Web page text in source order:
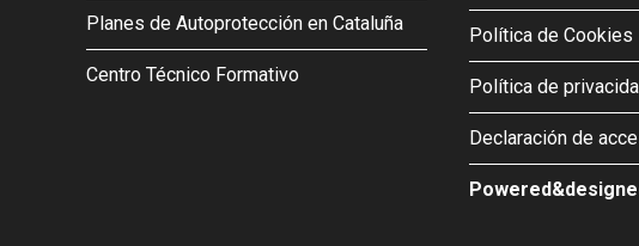
Planes de Autoprotección en Cataluña
Centro Técnico Formativo
Política de Cookies
Política de
Declaración de